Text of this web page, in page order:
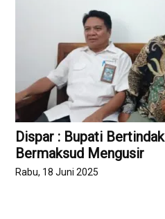
Dispar : Bupati
Bermaksud Mengusir
Rabu, 18 Juni 2025